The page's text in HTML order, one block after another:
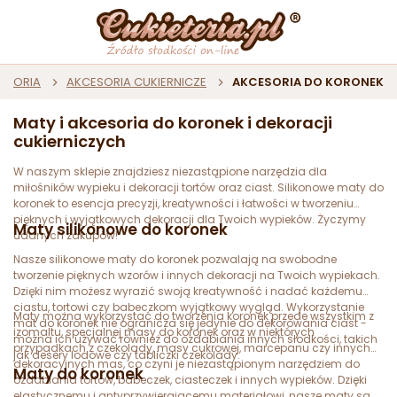
AKCESORIA CUKIERNICZE AKCESORIA DO KORONEK
Maty i akcesoria do koronek i dekoracji
cukierniczych
W naszym sklepie znajdziesz niezastąpione narzędzia dla
miłośników wypieku i dekoracji tortów oraz ciast. Silikonowe maty do
koronek to esencja precyzji, kreatywności i łatwości w tworzeniu
pięknych i wyjątkowych dekoracji dla Twoich wypieków. Życzymy
udanych zakupów!
Maty silikonowe do koronek
Nasze silikonowe maty do koronek pozwalają na swobodne
tworzenie pięknych wzorów i innych dekoracji na Twoich wypiekach.
Dzięki nim możesz wyrazić swoją kreatywność i nadać każdemu
ciastu, tortowi czy babeczkom wyjątkowy wygląd. Wykorzystanie
mat do koronek nie ogranicza się jedynie do dekorowania ciast -
można ich używać również do ozdabiania innych słodkości, takich
jak desery lodowe czy tabliczki czekolady.
Maty można wykorzystać do tworzenia koronek przede wszystkim z
izomaltu, specjalnej masy do koronek oraz w niektórych
przypadkach z czekolady, masy cukrowej, marcepanu czy innych
dekoracyjnych mas, co czyni je niezastąpionym narzędziem do
ozdabiania tortów, babeczek, ciasteczek i innych wypieków. Dzięki
Maty do koronek